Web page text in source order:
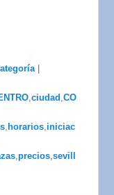
|
,ciudad ,CO
horarios iniciac
,precios ,sevill